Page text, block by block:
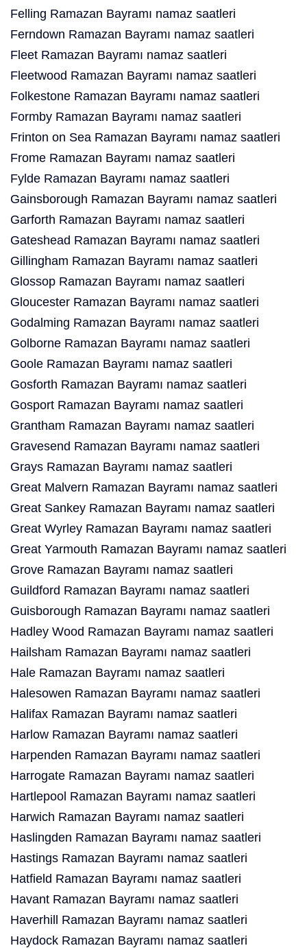
Felling Ramazan Bayramı namaz saatleri
Ferndown Ramazan Bayramı namaz saatleri
Fleet Ramazan Bayramı namaz saatleri
Fleetwood Ramazan Bayramı namaz saatleri
Folkestone Ramazan Bayramı namaz saatleri
Formby Ramazan Bayramı namaz saatleri
Frinton on Sea Ramazan Bayramı namaz saatleri
Frome Ramazan Bayramı namaz saatleri
Fylde Ramazan Bayramı namaz saatleri
Gainsborough Ramazan Bayramı namaz saatleri
Garforth Ramazan Bayramı namaz saatleri
Gateshead Ramazan Bayramı namaz saatleri
Gillingham Ramazan Bayramı namaz saatleri
Glossop Ramazan Bayramı namaz saatleri
Gloucester Ramazan Bayramı namaz saatleri
Godalming Ramazan Bayramı namaz saatleri
Golborne Ramazan Bayramı namaz saatleri
Goole Ramazan Bayramı namaz saatleri
Gosforth Ramazan Bayramı namaz saatleri
Gosport Ramazan Bayramı namaz saatleri
Grantham Ramazan Bayramı namaz saatleri
Gravesend Ramazan Bayramı namaz saatleri
Grays Ramazan Bayramı namaz saatleri
Great Malvern Ramazan Bayramı namaz saatleri
Great Sankey Ramazan Bayramı namaz saatleri
Great Wyrley Ramazan Bayramı namaz saatleri
Great Yarmouth Ramazan Bayramı namaz saatleri
Grove Ramazan Bayramı namaz saatleri
Guildford Ramazan Bayramı namaz saatleri
Guisborough Ramazan Bayramı namaz saatleri
Hadley Wood Ramazan Bayramı namaz saatleri
Hailsham Ramazan Bayramı namaz saatleri
Hale Ramazan Bayramı namaz saatleri
Halesowen Ramazan Bayramı namaz saatleri
Halifax Ramazan Bayramı namaz saatleri
Harlow Ramazan Bayramı namaz saatleri
Harpenden Ramazan Bayramı namaz saatleri
Harrogate Ramazan Bayramı namaz saatleri
Hartlepool Ramazan Bayramı namaz saatleri
Harwich Ramazan Bayramı namaz saatleri
Haslingden Ramazan Bayramı namaz saatleri
Hastings Ramazan Bayramı namaz saatleri
Hatfield Ramazan Bayramı namaz saatleri
Havant Ramazan Bayramı namaz saatleri
Haverhill Ramazan Bayramı namaz saatleri
Haydock Ramazan Bayramı namaz saatleri